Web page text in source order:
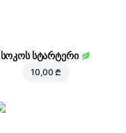
სოკოს სტარტერი
10,00 ₾